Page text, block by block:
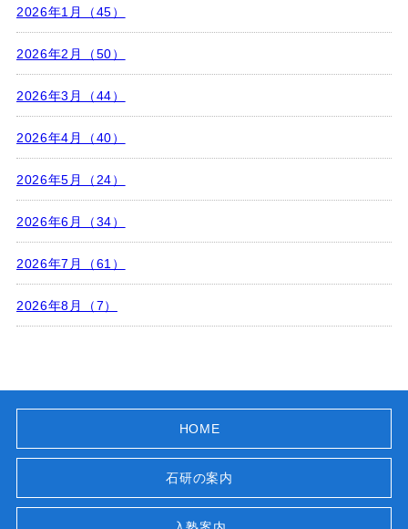
2026年1月（45）
2026年2月（50）
2026年3月（44）
2026年4月（40）
2026年5月（24）
2026年6月（34）
2026年7月（61）
2026年8月（7）
HOME
石研の案内